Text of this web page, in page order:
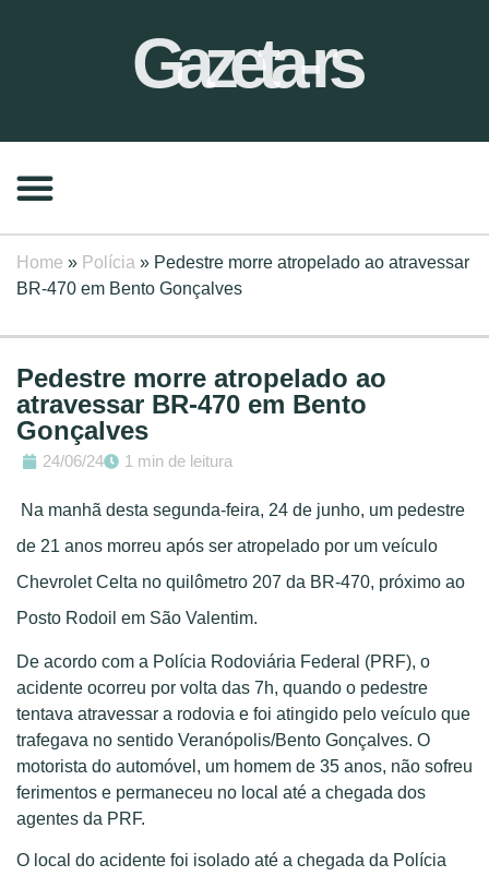
Gazeta-rs
Home » Polícia » Pedestre morre atropelado ao atravessar
BR-470 em Bento Gonçalves
Pedestre morre atropelado ao
atravessar BR-470 em Bento
Gonçalves
24/06/24 1 min de leitura
Na manhã desta segunda-feira, 24 de junho, um pedestre
de 21 anos morreu após ser atropelado por um veículo
Chevrolet Celta no quilômetro 207 da BR-470, próximo ao
Posto Rodoil em São Valentim.
De acordo com a Polícia Rodoviária Federal (PRF), o
acidente ocorreu por volta das 7h, quando o pedestre
tentava atravessar a rodovia e foi atingido pelo veículo que
trafegava no sentido Veranópolis/Bento Gonçalves. O
motorista do automóvel, um homem de 35 anos, não sofreu
ferimentos e permaneceu no local até a chegada dos
agentes da PRF.
O local do acidente foi isolado até a chegada da Polícia